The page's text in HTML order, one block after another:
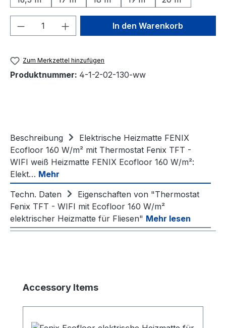
Produkt Anzahl: Gib denIn den Warenkorb
Zum Merkzettel hinzufügen
Produktnummer: 4-1-2-02-130-ww
Beschreibung
Elektrische Heizmatte FENIX
Ecofloor 160 W/m² mit Thermostat Fenix TFT -
WIFI weiß Heizmatte FENIX Ecofloor 160 W/m²:
Elekt… Mehr
Techn. Daten
Eigenschaften von "Thermostat
Fenix TFT - WIFI mit Ecofloor 160 W/m²
elektrischer Heizmatte für Fliesen" Mehr lesen
Produktgalerie überspringen
Accessory Items